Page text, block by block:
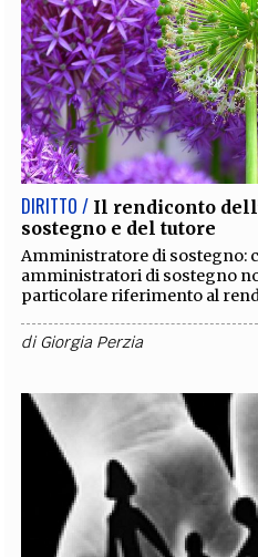
DIRITTO / Il rendiconto
sostegno e del tutore
Amministratore di sostegno:
amministratori di sostegno
particolare riferimento al
diGiorgia Perzia